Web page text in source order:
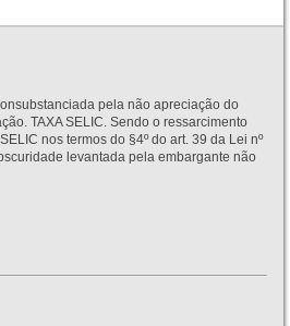
pela não apreciação do
TAXA SELIC. Sendo o ressarcimento
nos termos do §4º do art. 39 da Lei nº
levantada pela embargante não